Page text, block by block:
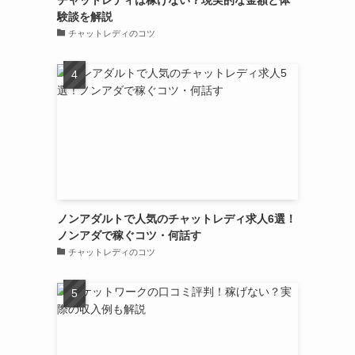
験談を解説
チャットレディのコツ
ノンアダルトで人気のチャットレディ求人6選！
ノンアダで稼ぐコツ・何話す
チャットレディのコツ